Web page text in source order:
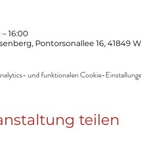
16:00
Pontorsonallee 16, 41849
und funktionalen Cookie-
teilen